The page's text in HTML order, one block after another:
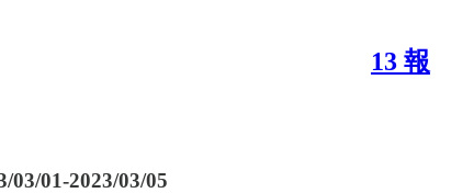
13 報
03/01-2023/03/05